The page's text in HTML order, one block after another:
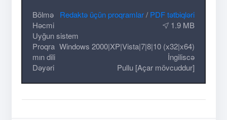
Bölmə Redaktə üçün proqramlar/ PDF tətbiqləri
Həcmi
1.9 MB
Uyğun sistem
Windows 2000|XP|Vista|7|8|10 (x32|x64)
Proqra
mın dili
İngiliscə
Dəyəri
Pullu [Açar mövcuddur]